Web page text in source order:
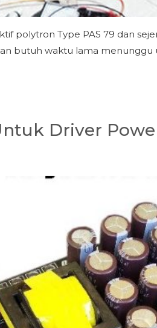
polytron Type PAS 79 dan
butuh waktu lama menunggu
Driver